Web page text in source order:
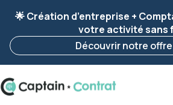
enregistrée 🚀
Reprendre ma
🌟 Création d’entreprise +
votre activité sans
Découvrir notre